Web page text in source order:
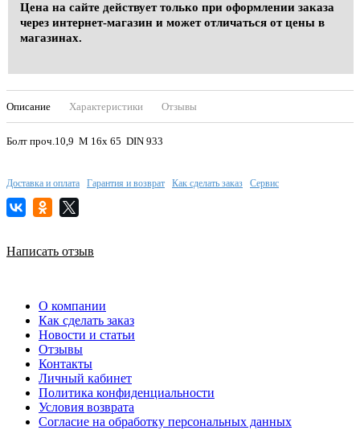
Цена на сайте действует только при оформлении заказа
через интернет-магазин и может отличаться от цены в
магазинах.
Описание Характеристики Отзывы
Болт проч.10,9 М 16х 65 DIN 933
Доставка и оплата Гарантия и возврат Как сделать заказ Сервис
Написать отзыв
О компании
Как сделать заказ
Новости и статьи
Отзывы
Контакты
Личный кабинет
Политика конфиденциальности
Условия возврата
Согласие на обработку персональных данных